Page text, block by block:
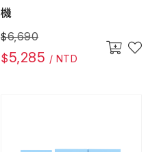
機
$6,690
$5,285 / NTD